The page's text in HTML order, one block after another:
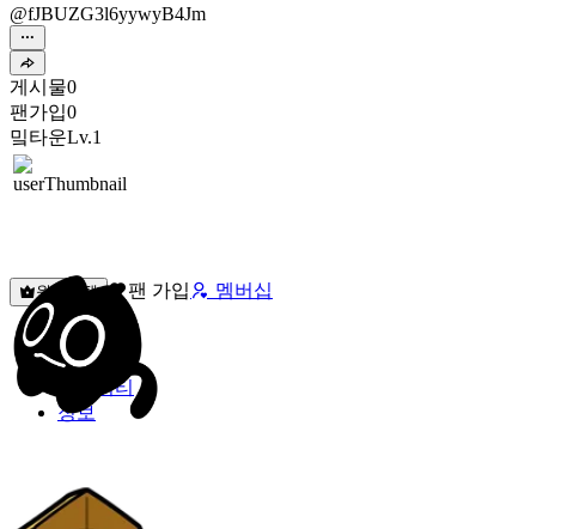
@fJBUZG3l6yywyB4Jm
게시물0
팬가입0
밐타운Lv.1
원픽선택 팬 가입 멤버십
밐타운
피드
커뮤니티
정보